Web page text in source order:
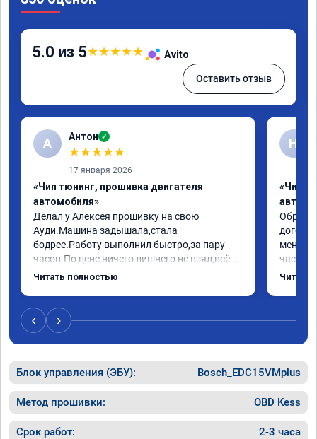
5.0 из 5★★★★★ Avito
Оставить отзыв
А Антон ✓
★★★★★
17 января 2026
«Чип тюнинг, прошивка двигателя
автомобиля»
Делал у Алексея прошивку на свою
Ауди.Машина задышала,стала
бодрее.Работу выполнил быстро,за пару
часов.По цене ничего лишнего не взял,всё
как договаривались заранее.После работы
случае поломки авто.Однозначно
рекомендую Алексея как грамотного
специалиста!
Читать полностью
Н
«Чип
меня
час
Арман
Читать
‹ ›
Блок управления (ЭБУ): Bosch_EDC15VMplus
Метод прошивки: OBD Kess
Срок работ: 2-3 часа